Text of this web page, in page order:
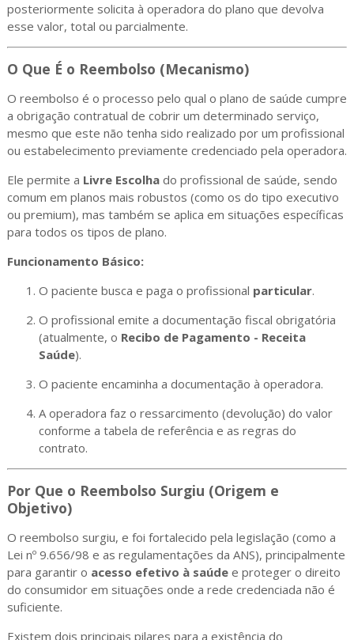
posteriormente solicita à operadora do plano que devolva
esse valor, total ou parcialmente.
O Que É o Reembolso (Mecanismo)
O reembolso é o processo pelo qual o plano de saúde cumpre
a obrigação contratual de cobrir um determinado serviço,
mesmo que este não tenha sido realizado por um profissional
ou estabelecimento previamente credenciado pela operadora.
Ele permite a Livre Escolhado profissional de saúde, sendo
comum em planos mais robustos (como os do tipo executivo
ou premium), mas também se aplica em situações específicas
para todos os tipos de plano.
Funcionamento Básico:
O paciente busca e paga o profissional particular.
O profissional emite a documentação fiscal obrigatória
(atualmente, o Recibo de Pagamento - Receita
Saúde).
O paciente encaminha a documentação à operadora.
A operadora faz o ressarcimento (devolução) do valor
conforme a tabela de referência e as regras do
contrato.
Por Que o Reembolso Surgiu (Origem e
Objetivo)
O reembolso surgiu, e foi fortalecido pela legislação (como a
Lei nº 9.656/98 e as regulamentações da ANS), principalmente
para garantir o acesso efetivo à saúdee proteger o direito
do consumidor em situações onde a rede credenciada não é
suficiente.
Existem dois principais pilares para a existência do